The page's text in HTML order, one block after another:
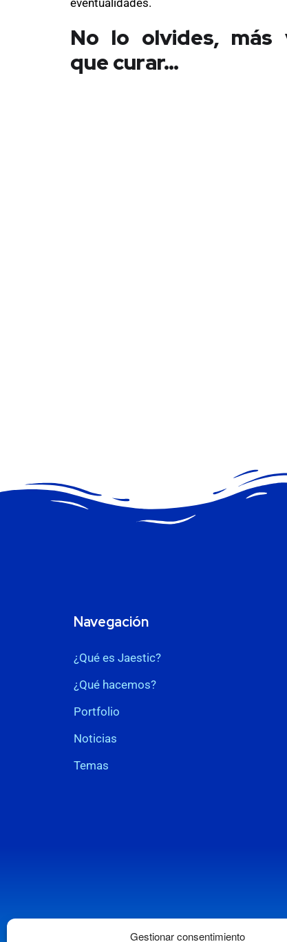
Gestionar consentimiento
eventualidades.
No lo olvides, más
que curar…
Navegación
¿Qué es Jaestic?
¿Qué hacemos?
Portfolio
Noticias
Temas